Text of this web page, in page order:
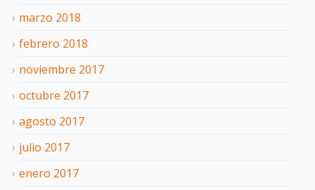
marzo 2018
febrero 2018
noviembre 2017
octubre 2017
agosto 2017
julio 2017
enero 2017